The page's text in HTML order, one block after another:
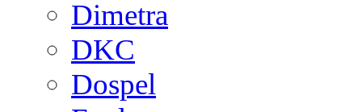
Dimetra
DKC
Dospel